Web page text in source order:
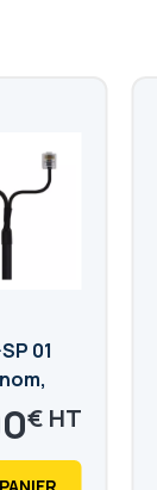
01
€